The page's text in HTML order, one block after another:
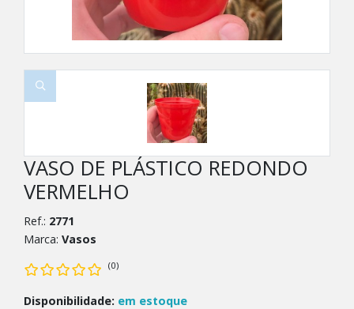
VASO DE PLÁSTICO REDONDO
VERMELHO
Ref.: 2771
Marca: Vasos
(0)
Disponibilidade: em estoque